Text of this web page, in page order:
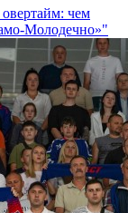
чем
Молодечно»"